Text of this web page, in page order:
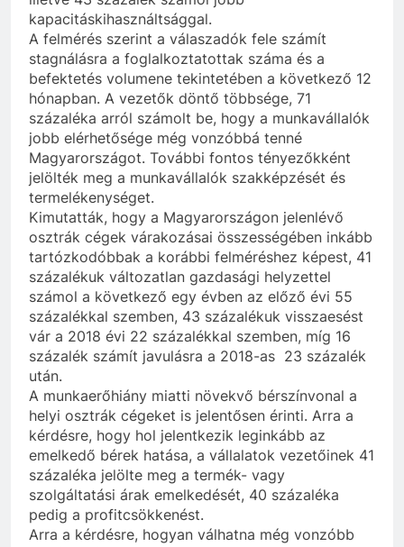
kapacitáskihasználtsággal.
A felmérés szerint a válaszadók fele számít
stagnálásra a foglalkoztatottak száma és a
befektetés volumene tekintetében a következő 12
hónapban. A vezetők döntő többsége, 71
százaléka arról számolt be, hogy a munkavállalók
jobb elérhetősége még vonzóbbá tenné
Magyarországot. További fontos tényezőkként
jelölték meg a munkavállalók szakképzését és
termelékenységet.
Kimutatták, hogy a Magyarországon jelenlévő
osztrák cégek várakozásai összességében inkább
tartózkodóbbak a korábbi felméréshez képest, 41
százalékuk változatlan gazdasági helyzettel
számol a következő egy évben az előző évi 55
százalékkal szemben, 43 százalékuk visszaesést
vár a 2018 évi 22 százalékkal szemben, míg 16
százalék számít javulásra a 2018-as 23 százalék
után.
A munkaerőhiány miatti növekvő bérszínvonal a
helyi osztrák cégeket is jelentősen érinti. Arra a
kérdésre, hogy hol jelentkezik leginkább az
emelkedő bérek hatása, a vállalatok vezetőinek 41
százaléka jelölte meg a termék- vagy
szolgáltatási árak emelkedését, 40 százaléka
pedig a profitcsökkenést.
Arra a kérdésre, hogyan válhatna még vonzóbb